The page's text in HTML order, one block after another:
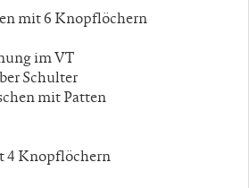
mit 6 Knopflöchern
im VT
Schulter
mit Patten
4 Knopflöchern